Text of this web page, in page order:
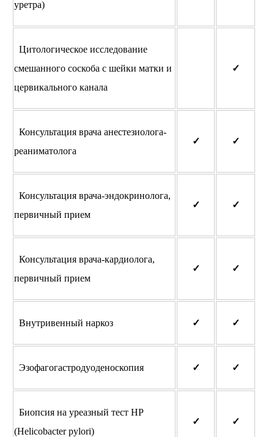
уретра)
Цитологическое исследование
смешанного соскоба с шейки матки и
цервикального канала
✓
Консультация врача анестезиолога-
реаниматолога
✓ ✓
Консультация врача-эндокринолога,
первичный прием
✓ ✓
Консультация врача-кардиолога,
первичный прием
✓ ✓
Внутривенный наркоз ✓ ✓
Эзофагогастродуоденоскопия ✓ ✓
Биопсия на уреазный тест НР
(Helicobacter pylori)
✓ ✓